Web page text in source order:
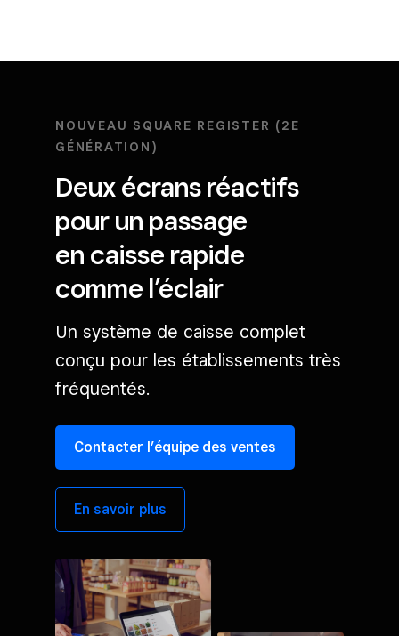
NOUVEAU SQUARE REGISTER (2E
GÉNÉRATION)
Deux écrans réactifs
pour un passage
en caisse rapide
comme l’éclair
Un système de caisse complet
conçu pour les établissements très
fréquentés.
Contacter l’équipe des ventes
En savoir plus